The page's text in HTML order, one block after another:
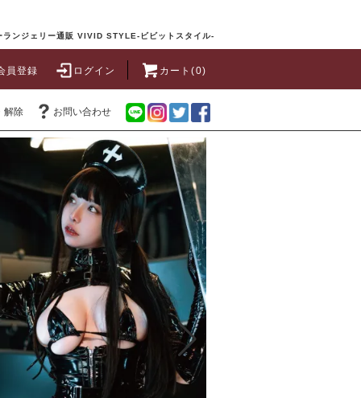
ランジェリー通販 VIVID STYLE-ビビットスタイル-
員登録 ログイン カート(0)
解除 お問い合わせ